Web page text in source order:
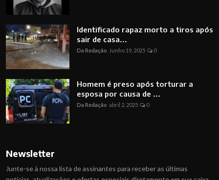
Identificado rapaz morto a tiros após
sair de casa...
Da Redação Junho 19, 2025 0
Homem é preso após torturar a
esposa por causa de ...
Da Redação abril 2, 2025 0
Newsletter
Junte-se à nossa lista de assinantes para receber as últimas